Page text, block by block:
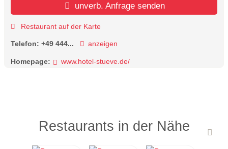
unverb. Anfrage senden
Restaurant auf der Karte
Telefon: +49 444... anzeigen
Homepage: www.hotel-stueve.de/
Restaurants in der Nähe